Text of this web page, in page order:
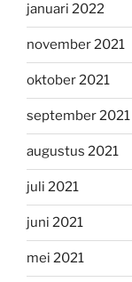
januari 2022
november 2021
oktober 2021
september 2021
augustus 2021
juli 2021
juni 2021
mei 2021